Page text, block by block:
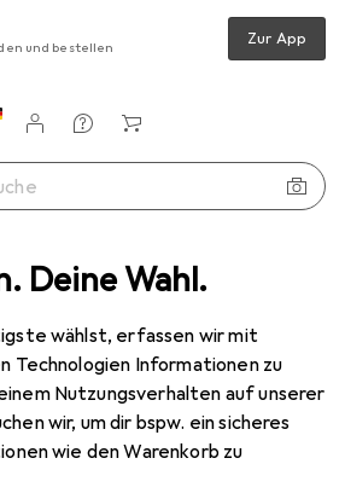
Deine Wahl.
wählst, erfassen wir mit
Technologien Informationen zu
Nutzungsverhalten auf unserer
wir, um dir bspw. ein sicheres
wie den Warenkorb zu
und bestellen Zur App
Philips Professional Master
3 Bilder
Master